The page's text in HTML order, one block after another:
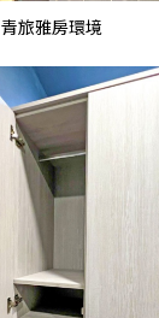
青旅雅房環境